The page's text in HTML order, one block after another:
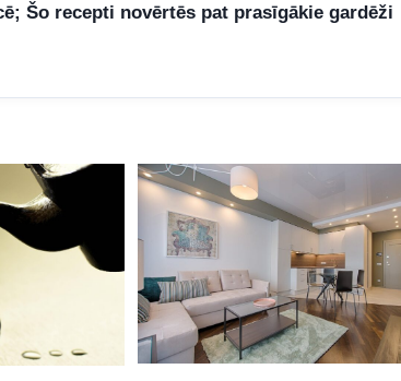
Šo recepti novērtēs pat prasīgākie gardēži